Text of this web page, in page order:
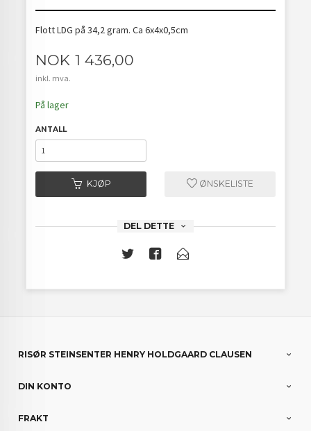
Flott LDG på 34,2 gram. Ca 6x4x0,5cm
Pris
NOK 1 436,00
inkl. mva.
På lager
ANTALL
KJØP ØNSKELISTE
DEL DETTE
RISØR STEINSENTER HENRY HOLDGAARD CLAUSEN
DIN KONTO
FRAKT